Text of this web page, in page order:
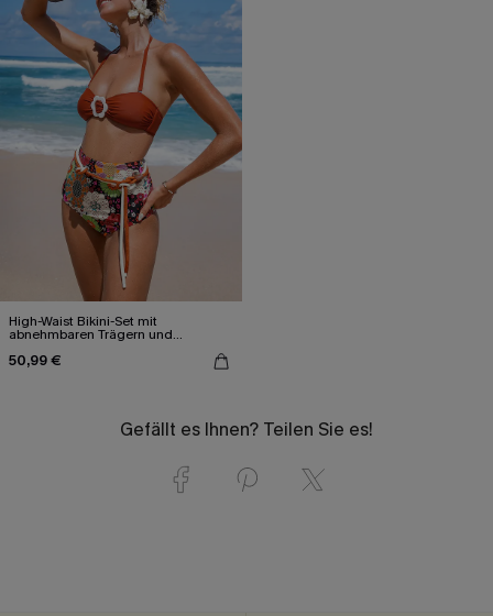
High-Waist Bikini-Set mit
abnehmbaren Trägern und
50,99 €
Gefällt es Ihnen? Teilen Sie es!